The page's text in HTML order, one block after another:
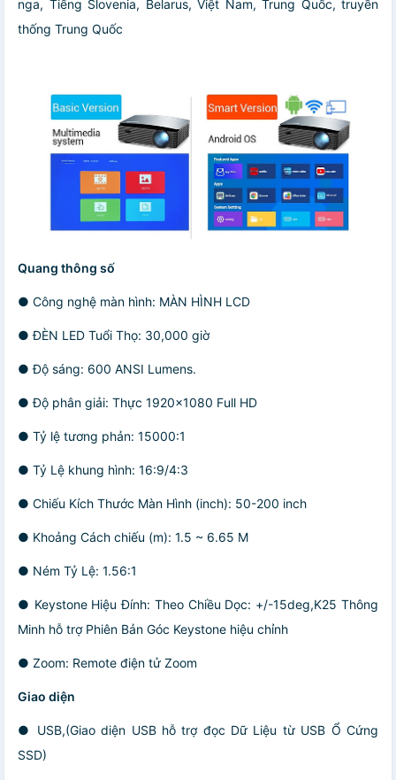
nga, Tiếng Slovenia, Belarus, Việt Nam, Trung Quốc, truyền
thống Trung Quốc
Quang thông số
● Công nghệ màn hình: MÀN HÌNH LCD
● ĐÈN LED Tuổi Thọ: 30,000 giờ
● Độ sáng: 600 ANSI Lumens.
● Độ phân giải: Thực 1920×1080 Full HD
● Tỷ lệ tương phản: 15000:1
● Tỷ Lệ khung hình: 16:9/4:3
● Chiếu Kích Thước Màn Hình (inch): 50-200 inch
● Khoảng Cách chiếu (m): 1.5 ~ 6.65 M
● Ném Tỷ Lệ: 1.56:1
● Keystone Hiệu Đính: Theo Chiều Dọc: +/-15deg,K25 Thông
Minh hỗ trợ Phiên Bản Góc Keystone hiệu chỉnh
● Zoom: Remote điện tử Zoom
Giao diện
● USB,(Giao diện USB hỗ trợ đọc Dữ Liệu từ USB Ổ Cứng
SSD)